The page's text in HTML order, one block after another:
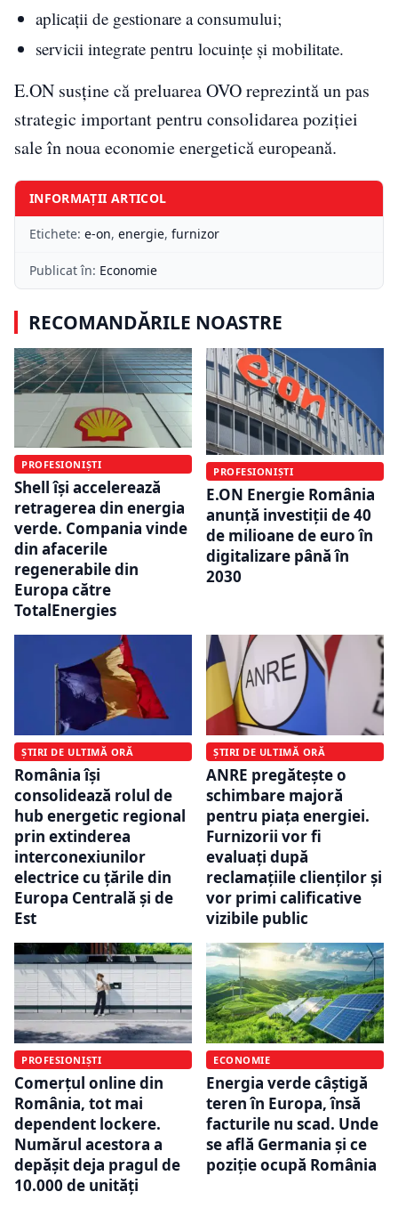
aplicații de gestionare a consumului;
servicii integrate pentru locuințe și mobilitate.
E.ON susține că preluarea OVO reprezintă un pas
strategic important pentru consolidarea poziției
sale în noua economie energetică europeană.
INFORMAȚII ARTICOL
Etichete: e-on, energie, furnizor
Publicat în: Economie
RECOMANDĂRILE NOASTRE
PROFESIONIȘTI
Shell își accelerează
retragerea din energia
verde. Compania vinde
din afacerile
regenerabile din
Europa către
TotalEnergies
PROFESIONIȘTI
E.ON Energie România
anunță investiții de 40
de milioane de euro în
digitalizare până în
2030
ȘTIRI DE ULTIMĂ ORĂ
România își
consolidează rolul de
hub energetic regional
prin extinderea
interconexiunilor
electrice cu țările din
Europa Centrală și de
Est
ȘTIRI DE ULTIMĂ ORĂ
ANRE pregătește o
schimbare majoră
pentru piața energiei.
Furnizorii vor fi
evaluați după
reclamațiile clienților și
vor primi calificative
vizibile public
PROFESIONIȘTI
Comerțul online din
România, tot mai
dependent lockere.
Numărul acestora a
depășit deja pragul de
10.000 de unități
ECONOMIE
Energia verde câștigă
teren în Europa, însă
facturile nu scad. Unde
se află Germania și ce
poziție ocupă România